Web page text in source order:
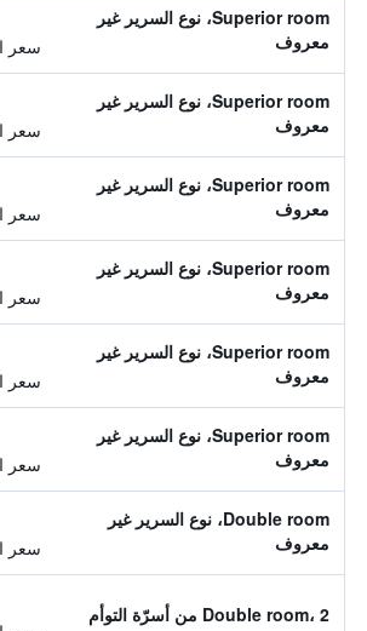
Superior room، نوع السرير غير
معروف
سعر
Superior room، نوع السرير غير
معروف
سعر
Superior room، نوع السرير غير
معروف
سعر
Superior room، نوع السرير غير
معروف
سعر
Superior room، نوع السرير غير
معروف
سعر
Superior room، نوع السرير غير
معروف
سعر
Double room، نوع السرير غير
معروف
سعر
Double room، 2 من أسرّة التوأم